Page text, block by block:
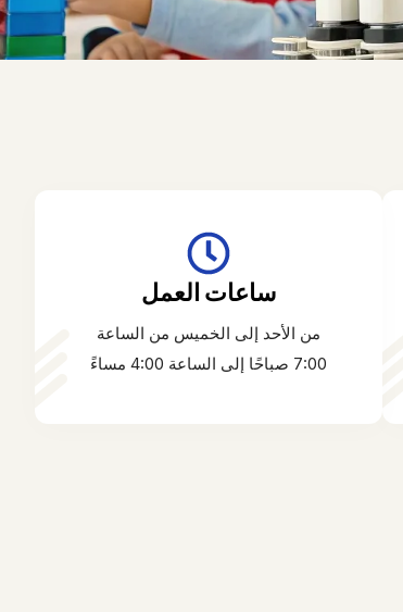
ساعات العمل
من الأحد إلى الخميس من الساعة
7:00 صباحًا إلى الساعة 4:00 مساءً